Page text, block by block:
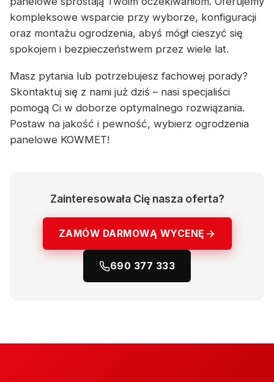
kompleksowe wsparcie przy wyborze, konfiguracji
oraz montażu ogrodzenia, abyś mógł cieszyć się
spokojem i bezpieczeństwem przez wiele lat.
Masz pytania lub potrzebujesz fachowej porady?
Skontaktuj się z nami już dziś – nasi specjaliści
pomogą Ci w doborze optymalnego rozwiązania.
Postaw na jakość i pewność, wybierz ogrodzenia
panelowe KOWMET!
Zainteresowała Cię nasza oferta?
ZAMÓW DARMOWĄ WYCENĘ
690 377 333